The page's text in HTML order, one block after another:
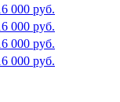
000 руб.
000 руб.
000 руб.
000 руб.